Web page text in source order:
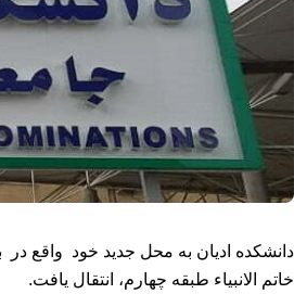
خاتم الانبیاء طبقه چهارم، انتقال یافت.